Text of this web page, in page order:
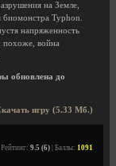
на Земле,
Typhon.
напряженность
похоже, война
обновлена до
игру (5.33 Мб.)
Рейтинг: 9.5 (6) | Баллы: 1091